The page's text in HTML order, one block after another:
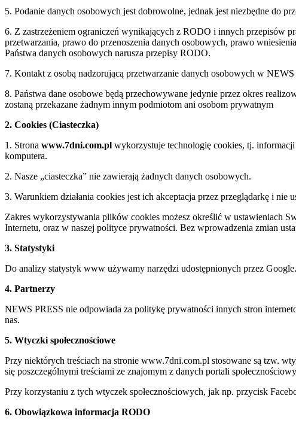
5. Podanie danych osobowych jest dobrowolne, jednak jest niezbędne do
6. Z zastrzeżeniem ograniczeń wynikających z RODO i innych przepisów
przetwarzania, prawo do przenoszenia danych osobowych, prawo
Państwa danych osobowych narusza przepisy RODO.
7. Kontakt z osobą nadzorującą przetwarzanie danych osobowych w
8. Państwa dane osobowe będą przechowywane jedynie przez okres
zostaną przekazane żadnym innym podmiotom ani osobom prywatnym
2. Cookies (Ciasteczka)
1. Strona www.7dni.com.pl wykorzystuje technologię cookies, tj.
komputera.
2. Nasze „ciasteczka” nie zawierają żadnych danych osobowych.
3. Warunkiem działania cookies jest ich akceptacja przez przeglądarkę i
Zakres wykorzystywania plików cookies możesz określić w ustawieniach
Internetu, oraz w naszej polityce prywatności. Bez wprowadzenia zmian
3. Statystyki
Do analizy statystyk www używamy narzędzi udostępnionych przez Google.
4. Partnerzy
NEWS PRESS nie odpowiada za politykę prywatności innych stron
nas.
5. Wtyczki społecznościowe
Przy niektórych treściach na stronie www.7dni.com.pl stosowane są tzw.
się poszczególnymi treściami ze znajomym z danych portali
Przy korzystaniu z tych wtyczek społecznościowych, jak np. przycisk
6. Obowiązkowa informacja RODO